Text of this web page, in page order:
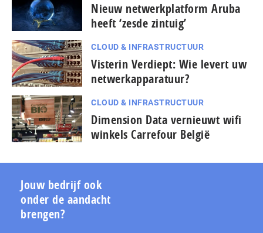
Nieuw netwerkplatform Aruba
heeft ‘zesde zintuig’
CLOUD & INFRASTRUCTUUR
Visterin Verdiept: Wie levert uw
netwerkapparatuur?
CLOUD & INFRASTRUCTUUR
Dimension Data vernieuwt wifi
winkels Carrefour België
Jouw bedrijf ook
onder de aandacht
brengen?